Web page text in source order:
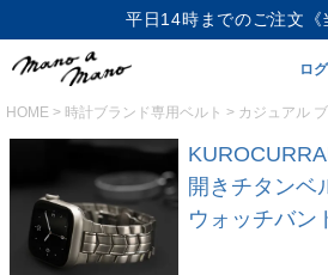
平日14時までのご注文《
ロ
HOME 時計ブランド専用ベルト カジュアル
開きチタンベ
ウォッチバン